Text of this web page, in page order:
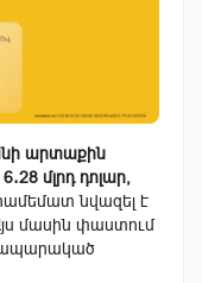
արտաքին
մլրդ դոլար,
նվազել է
մասին փաստում